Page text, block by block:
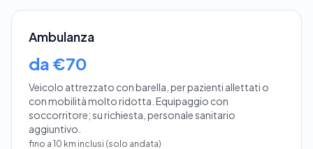
Ambulanza
da €70
Veicolo attrezzato con barella, per pazienti allettati o
con mobilità molto ridotta. Equipaggio con
soccorritore; su richiesta, personale sanitario
aggiuntivo.
fino a 10 km inclusi (solo andata)